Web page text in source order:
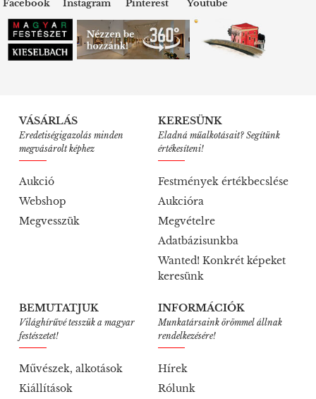
Facebook Instagram Pinterest Youtube
VÁSÁRLÁS
Eredetiségigazolás minden
megvásárolt képhez
Aukció
Webshop
Megvesszük
KERESÜNK
Eladná műalkotásait? Segítünk
értékesíteni!
Festmények értékbecslése
Aukcióra
Megvételre
Adatbázisunkba
Wanted! Konkrét képeket
keresünk
BEMUTATJUK
Világhírűvé tesszük a magyar
festészetet!
Művészek, alkotások
Kiállítások
INFORMÁCIÓK
Munkatársaink örömmel állnak
rendelkezésére!
Hírek
Rólunk